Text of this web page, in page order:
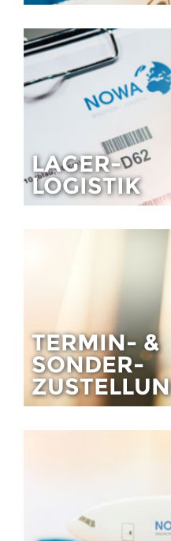
LAGER-
LOGISTIK
TERMIN- &
SONDER-